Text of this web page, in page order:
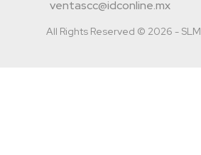
ventascc@idconline.mx
All Rights Reserved © 2026 - SLM